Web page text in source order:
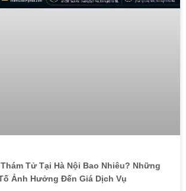
Tử Tại Hà Nội Bao Nhiêu? Những
Ảnh Hưởng Đến Giá Dịch Vụ